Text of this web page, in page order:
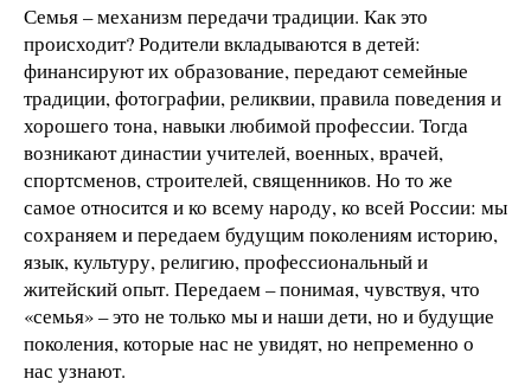
Семья – механизм передачи традиции. Как это
происходит? Родители вкладываются в детей:
финансируют их образование, передают семейные
традиции, фотографии, реликвии, правила поведения и
хорошего тона, навыки любимой профессии. Тогда
возникают династии учителей, военных, врачей,
спортсменов, строителей, священников. Но то же
самое относится и ко всему народу, ко всей России: мы
сохраняем и передаем будущим поколениям историю,
язык, культуру, религию, профессиональный и
житейский опыт. Передаем – понимая, чувствуя, что
«семья» – это не только мы и наши дети, но и будущие
поколения, которые нас не увидят, но непременно о
нас узнают.